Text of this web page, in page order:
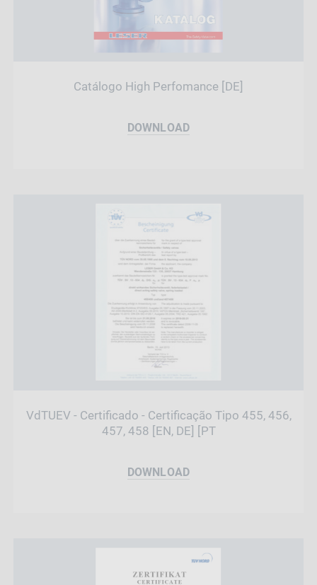
Catálogo High Perfomance [DE]
DOWNLOAD
VdTUEV - Certificado - Certificação Tipo 455, 456,
457, 458 [EN, DE] [PT
DOWNLOAD